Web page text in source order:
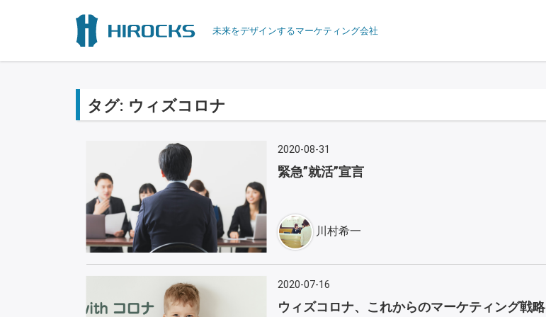
未来をデザインするマーケティング会社
タグ: ウィズコロナ
2020-08-31
緊急”就活”宣言
川村希一
2020-07-16
ウィズコロナ、これからのマーケティング戦略